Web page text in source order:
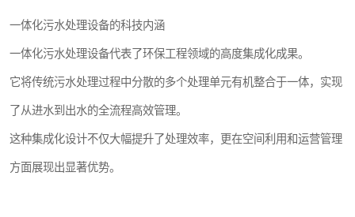
一体化污水处理设备的科技内涵
一体化污水处理设备代表了环保工程领域的高度集成化成果。
它将传统污水处理过程中分散的多个处理单元有机整合于一体，实现
了从进水到出水的全流程高效管理。
这种集成化设计不仅大幅提升了处理效率，更在空间利用和运营管理
方面展现出显著优势。
地埋式一体化污水处理设备设备
城乡生活污水处理设备设备
气浮机一体化污水处理设备
印刷厂污水处理设备